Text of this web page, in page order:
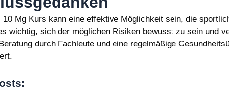
10 Mg Kurs kann eine effektive Möglichkeit sein, die
wichtig, sich der möglichen Risiken bewusst zu sein und
durch Fachleute und eine regelmäßige